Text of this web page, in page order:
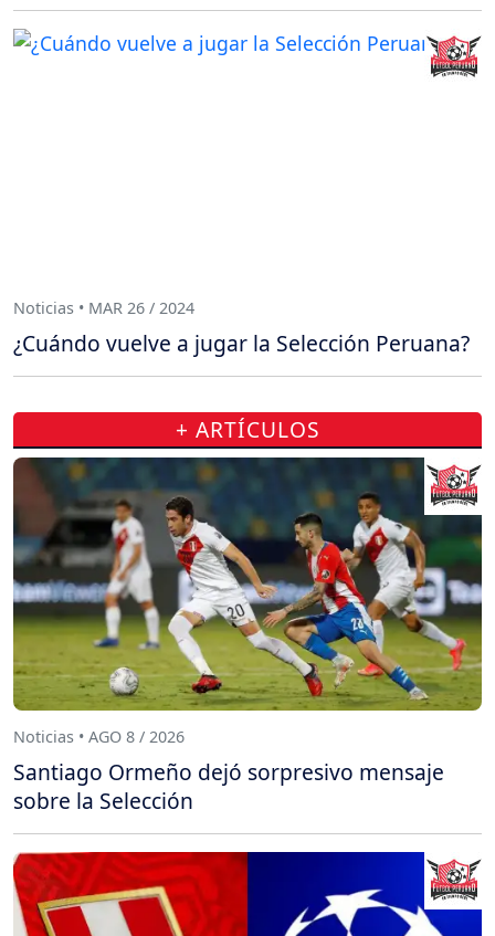
Noticias • MAR 26 / 2024
¿Cuándo vuelve a jugar la Selección Peruana?
+ ARTÍCULOS
Noticias • AGO 8 / 2026
Santiago Ormeño dejó sorpresivo mensaje
sobre la Selección